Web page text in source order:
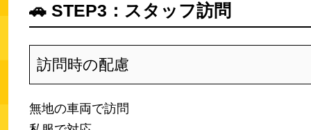
🚗 STEP3：スタッフ訪問
訪問時の配慮
無地の車両で訪問